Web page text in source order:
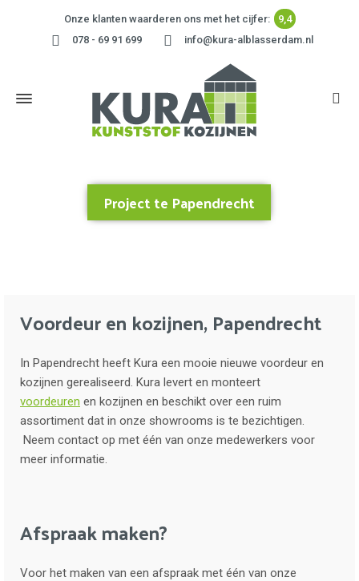
Onze klanten waarderen ons met het cijfer:
9,4
078 - 69 91 699
info@kura-alblasserdam.nl
Project te Papendrecht
Voordeur en kozijnen, Papendrecht
In Papendrecht heeft Kura een mooie nieuwe voordeur en
kozijnen gerealiseerd. Kura levert en monteert
voordeuren en kozijnen en beschikt over een ruim
assortiment dat in onze showrooms is te bezichtigen.
Neem contact op met één van onze medewerkers voor
meer informatie.
Afspraak maken?
Voor het maken van een afspraak met één van onze